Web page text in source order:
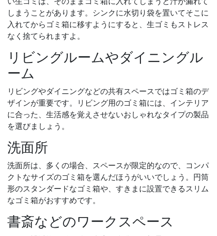
しまうことがあります。シンクに水切り袋を置いてそこに
入れてからゴミ箱に移すようにすると、生ゴミもストレス
なく捨てられますよ。
リビングルームやダイニングル
ーム
リビングやダイニングなどの共有スペースではゴミ箱のデ
ザインが重要です。リビング用のゴミ箱には、インテリア
に合った、生活感を覚えさせないおしゃれなタイプの製品
を選びましょう。
洗面所
洗面所は、多くの場合、スペースが限定的なので、コンパ
クトなサイズのゴミ箱を選んだほうがいいでしょう。円筒
形のスタンダードなゴミ箱や、すきまに設置できるスリム
なゴミ箱がおすすめです。
書斎などのワークスペース